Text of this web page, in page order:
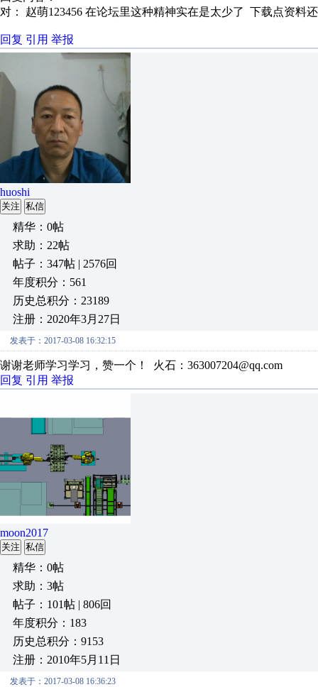
对： 赵萌123456 在论坛里这种精神实在是太少了 下载点资料
回复 引用 举报
huoshi
关注 私信
精华：0帖
求助：22帖
帖子：347帖 | 2576回
年度积分：561
历史总积分：23189
注册：2020年3月27日
发表于：2017-03-08 16:32:15
谢谢老师学习学习，赞一个！ 火石：363007204@qq.com
回复 引用 举报
moon2017
关注 私信
精华：0帖
求助：3帖
帖子：101帖 | 806回
年度积分：183
历史总积分：9153
注册：2010年5月11日
发表于：2017-03-08 16:36:23